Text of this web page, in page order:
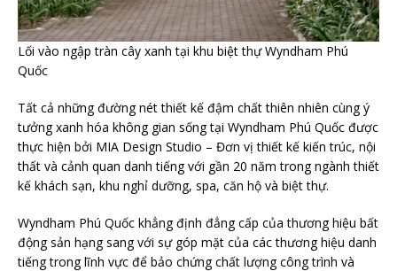
Lối vào ngập tràn cây xanh tại khu biệt thự Wyndham Phú
Quốc
Tất cả những đường nét thiết kế đậm chất thiên nhiên cùng ý
tưởng xanh hóa không gian sống tại Wyndham Phú Quốc được
thực hiện bởi MIA Design Studio – Đơn vị thiết kế kiến trúc, nội
thất và cảnh quan danh tiếng với gần 20 năm trong ngành thiết
kế khách sạn, khu nghỉ dưỡng, spa, căn hộ và biệt thự.
Wyndham Phú Quốc khẳng định đẳng cấp của thương hiệu bất
động sản hạng sang với sự góp mặt của các thương hiệu danh
tiếng trong lĩnh vực để bảo chứng chất lượng công trình và